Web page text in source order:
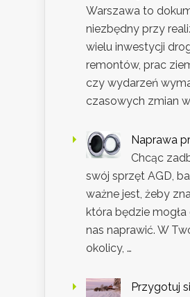
Warszawa to
niezbędny przy
wielu inwestycji
remontów, prac
czy wydarzeń
czasowych zmian w
Naprawa
Chcąc
swój sprzęt AGD,
ważne jest, żeby
która będzie mogła
nas naprawić. W
okolicy, …
Przygotuj